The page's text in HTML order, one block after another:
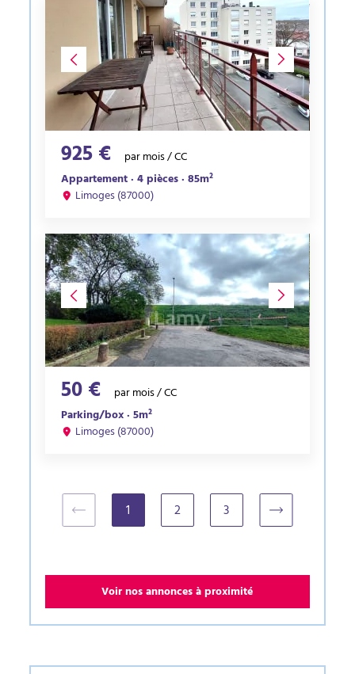
925 €
par mois / CC
Appartement · 4 pièces · 85m²
Limoges (87000)
50 €
par mois / CC
Parking/box · 5m²
Limoges (87000)
1(current)2 3
Voir nos annonces à proximité